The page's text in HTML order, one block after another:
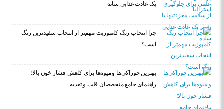
یک عادت غذایی ساده
چرا انتخاب رنگ کامپوزیت مهم‌تر از انتخاب سفیدترین رنگ
است؟
بهترین خوراکی‌ها و میوه‌ها برای کاهش فشار خون بالا؛
راهنمای جامع متخصصان قلب و تغذیه